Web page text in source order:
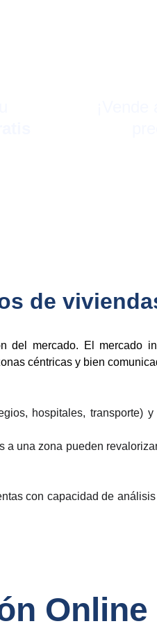
de
del mercado. El mercado
céntricas y bien
hospitales, transporte)
a una zona pueden
con capacidad de
Online